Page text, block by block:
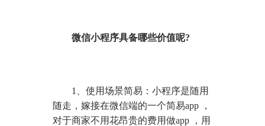
微信小程序具备哪些价值呢?
1、使用场景简易：小程序是随用
随走，嫁接在微信端的一个简易app ，
对于商家不用花昂贵的费用做app ，用